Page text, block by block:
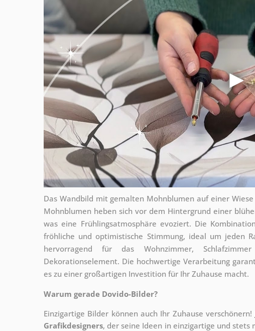
Das Wandbild mit gemalten Mohnblumen auf einer
Mohnblumen heben sich vor dem Hintergrund einer
was eine Frühlingsatmosphäre evoziert. Die
fröhliche und optimistische Stimmung, ideal um jeden
hervorragend für das Wohnzimmer,
Dekorationselement. Die hochwertige Verarbeitung
es zu einer großartigen Investition für Ihr Zuhause macht.
Warum gerade Dovido-Bilder?
Einzigartige Bilder können auch Ihr Zuhause verschönern!
Grafikdesigners, der seine Ideen in einzigartige und stets